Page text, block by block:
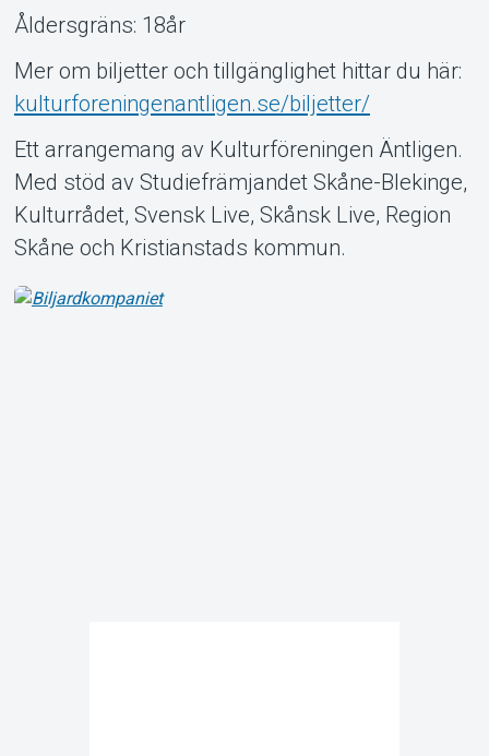
Åldersgräns: 18år
Mer om biljetter och tillgänglighet hittar du här:
kulturforeningenantligen.se/biljetter/
Ett arrangemang av Kulturföreningen Äntligen.
Med stöd av Studiefrämjandet Skåne-Blekinge,
Kulturrådet, Svensk Live, Skånsk Live, Region
Skåne och Kristianstads kommun.